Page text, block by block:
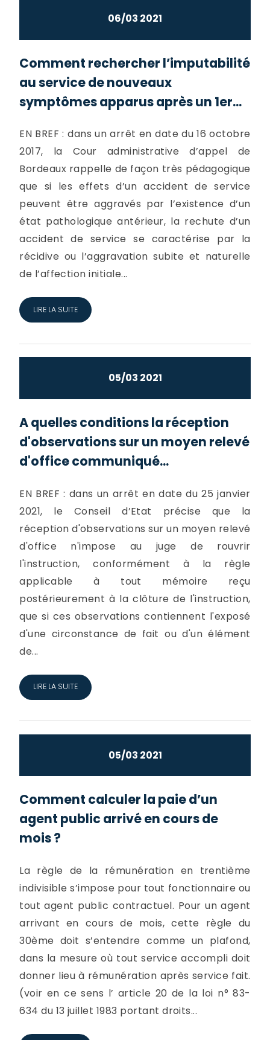
06/03 2021
Comment rechercher l’imputabilité
au service de nouveaux
symptômes apparus après un 1er...
EN BREF : dans un arrêt en date du 16 octobre
2017, la Cour administrative d’appel de
Bordeaux rappelle de façon très pédagogique
que si les effets d’un accident de service
peuvent être aggravés par l’existence d’un
état pathologique antérieur, la rechute d’un
accident de service se caractérise par la
récidive ou l’aggravation subite et naturelle
de l’affection initiale...
LIRE LA SUITE
05/03 2021
A quelles conditions la réception
d'observations sur un moyen relevé
d'office communiqué...
EN BREF : dans un arrêt en date du 25 janvier
2021, le Conseil d’Etat précise que la
réception d'observations sur un moyen relevé
d'office n'impose au juge de rouvrir
l'instruction, conformément à la règle
applicable à tout mémoire reçu
postérieurement à la clôture de l'instruction,
que si ces observations contiennent l'exposé
d'une circonstance de fait ou d'un élément
de...
LIRE LA SUITE
05/03 2021
Comment calculer la paie d’un
agent public arrivé en cours de
mois ?
La règle de la rémunération en trentième
indivisible s’impose pour tout fonctionnaire ou
tout agent public contractuel. Pour un agent
arrivant en cours de mois, cette règle du
30ème doit s’entendre comme un plafond,
dans la mesure où tout service accompli doit
donner lieu à rémunération après service fait.
(voir en ce sens l’ article 20 de la loi n° 83-
634 du 13 juillet 1983 portant droits...